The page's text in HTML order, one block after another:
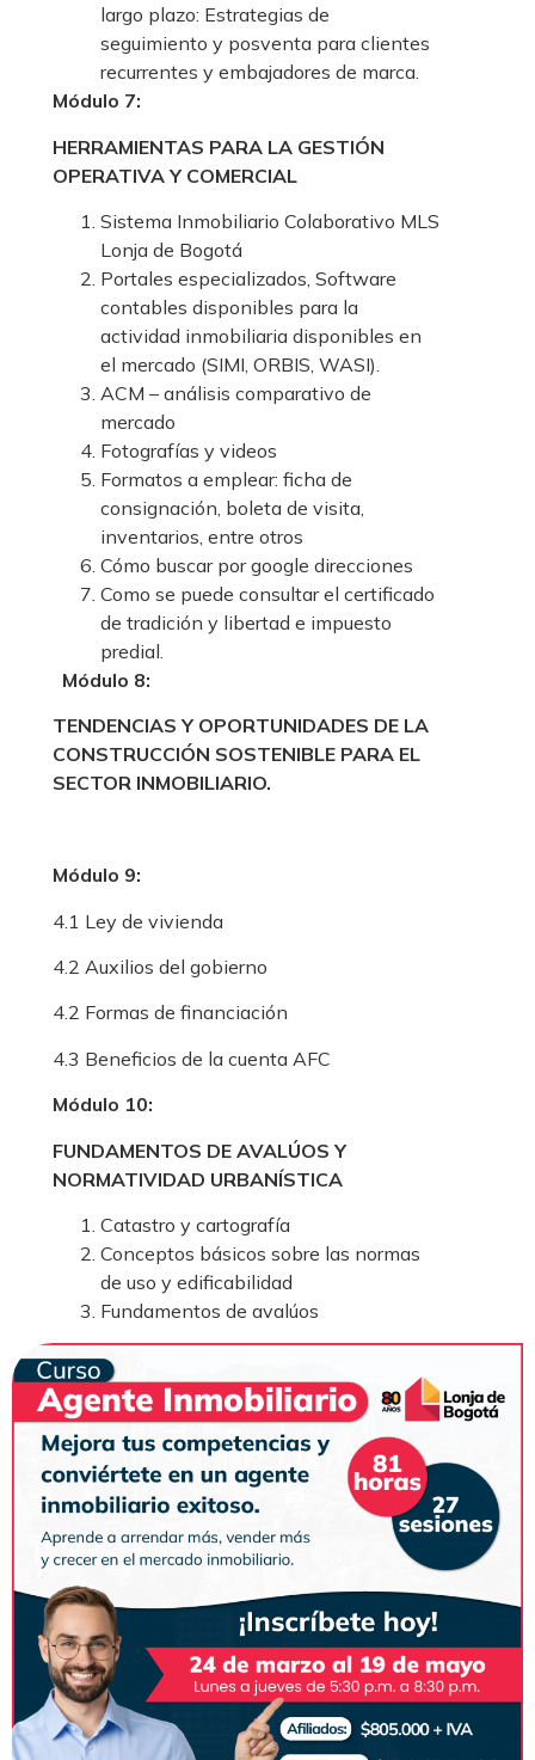
largo plazo: Estrategias de
seguimiento y posventa para clientes
recurrentes y embajadores de marca.
Módulo 7:
HERRAMIENTAS PARA LA GESTIÓN
OPERATIVA Y COMERCIAL
Sistema Inmobiliario Colaborativo MLS
Lonja de Bogotá
Portales especializados, Software
contables disponibles para la
actividad inmobiliaria disponibles en
el mercado (SIMI, ORBIS, WASI).
ACM – análisis comparativo de
mercado
Fotografías y videos
Formatos a emplear: ficha de
consignación, boleta de visita,
inventarios, entre otros
Cómo buscar por google direcciones
Como se puede consultar el certificado
de tradición y libertad e impuesto
predial.
Módulo 8:
TENDENCIAS Y OPORTUNIDADES DE LA
CONSTRUCCIÓN SOSTENIBLE PARA EL
SECTOR INMOBILIARIO.
Módulo 9:
4.1 Ley de vivienda
4.2 Auxilios del gobierno
4.2 Formas de financiación
4.3 Beneficios de la cuenta AFC
Módulo 10:
FUNDAMENTOS DE AVALÚOS Y
NORMATIVIDAD URBANÍSTICA
Catastro y cartografía
Conceptos básicos sobre las normas
de uso y edificabilidad
Fundamentos de avalúos